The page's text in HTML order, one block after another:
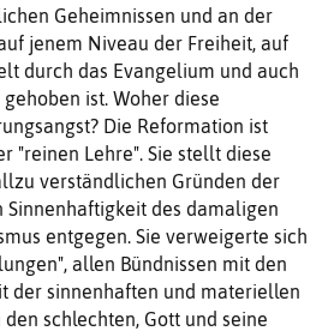
Geheimnissen und an der
jenem Niveau der Freiheit, auf
durch das Evangelium und auch
ist. Woher diese
Die Reformation ist
"reinen Lehre". Sie stellt diese
verständlichen Gründen der
Sinnenhaftigkeit des damaligen
entgegen. Sie verweigerte sich
allen Bündnissen mit den
der sinnenhaften und materiellen
schlechten, Gott und seine